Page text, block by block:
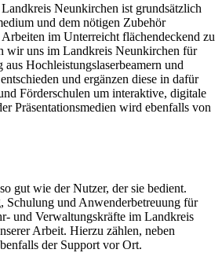
Neunkirchen ist grundsätzlich
und dem nötigen Zubehör
Arbeiten im Unterreicht flächendeckend zu
wir uns im Landkreis Neunkirchen für
Hochleistungslaserbeamern und
und ergänzen diese in dafür
Förderschulen um interaktive, digitale
Präsentationsmedien wird ebenfalls von
gut wie der Nutzer, der sie bedient.
Schulung und Anwenderbetreuung für
und Verwaltungskräfte im Landkreis
Arbeit. Hierzu zählen, neben
der Support vor Ort.